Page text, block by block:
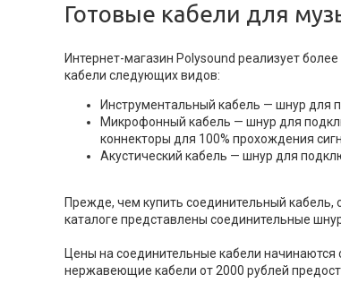
Готовые кабели для
Интернет-магазин Polysound реализует
кабели следующих видов:
Инструментальный кабель — шнур для
Микрофонный кабель — шнур для
коннекторы для 100% прохождения
Акустический кабель — шнур для
Прежде, чем купить соединительный
каталоге представлены соединительные
Цены на соединительные кабели начинаются
нержавеющие кабели от 2000 рублей